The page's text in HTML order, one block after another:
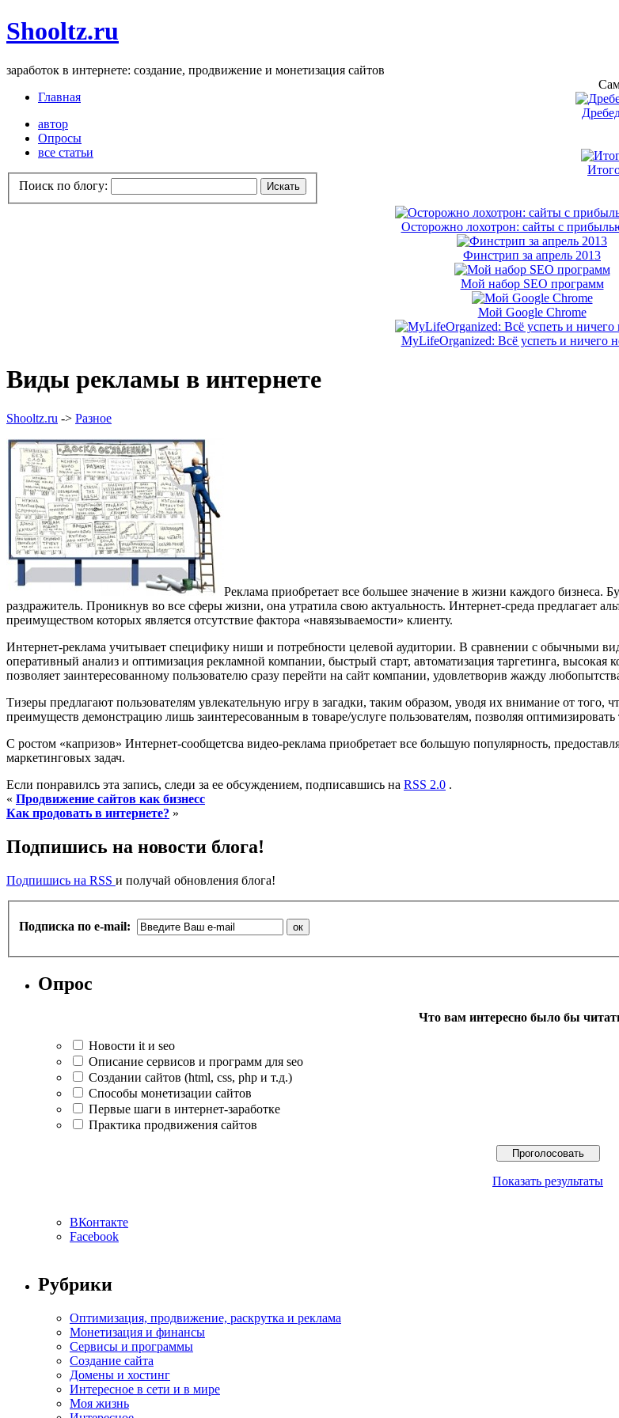
Shooltz.ru
заработок в интернете: создание, продвижение и монетизация сайтов
Главная
автор
Опросы
все статьи
Поиск по блогу:
Осторожно лохотрон: сайты с
Финстрип за апрель 2013
Мой набор SEO программ
Мой Google Chrome
MyLifeOrganized: Всё успеть и ничего
Виды рекламы в интернете
Shooltz.ru -> Разное
Реклама приобретает все большее значение в жизни каждого
раздражитель. Проникнув во все сферы жизни, она утратила свою актуальность. Интернет-среда предлагает
преимуществом которых является отсутствие фактора «навязываемости» клиенту.
Интернет-реклама учитывает специфику ниши и потребности целевой аудитории. В сравнении с обычными
оперативный анализ и оптимизация рекламной компании, быстрый старт, автоматизация таргетинга, высокая
позволяет заинтересованному пользователю сразу перейти на сайт компании, удовлетворив жажду
Тизеры предлагают пользователям увлекательную игру в загадки, таким образом, уводя их внимание от того,
преимуществ демонстрацию лишь заинтересованным в товаре/услуге пользователям, позволяя оптимизировать
С ростом «капризов» Интернет-сообщетсва видео-реклама приобретает все большую популярность,
маркетинговых задач.
Если понравилсь эта запись, следи за ее обсуждением, подписавшись на RSS 2.0 .
« Продвижение сайтов как бизнесс
Как продовать в интернете? »
Подпишись на новости блога!
Подпишись на RSS и получай обновления блога!
Подписка по e-mail:
Опрос
Что вам интересно было бы
Новости it и seo
Описание сервисов и программ для seo
Создании сайтов (html, css, php и т.д.)
Способы монетизации сайтов
Первые шаги в интернет-заработке
Практика продвижения сайтов
Показать результаты
ВКонтакте
Facebook
Рубрики
Оптимизация, продвижение, раскрутка и реклама
Монетизация и финансы
Сервисы и программы
Создание сайта
Домены и хостинг
Интересное в сети и в мире
Моя жизнь